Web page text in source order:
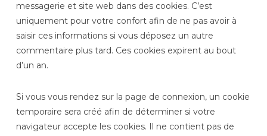
messagerie et site web dans des cookies. C’est
uniquement pour votre confort afin de ne pas avoir à
saisir ces informations si vous déposez un autre
commentaire plus tard. Ces cookies expirent au bout
d’un an.
Si vous vous rendez sur la page de connexion, un cookie
temporaire sera créé afin de déterminer si votre
navigateur accepte les cookies. Il ne contient pas de